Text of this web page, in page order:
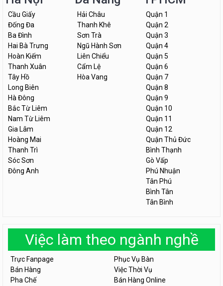
Cầu Giấy
Đống Đa
Ba Đình
Hai Bà Trưng
Hoàn Kiếm
Thanh Xuân
Tây Hồ
Long Biên
Hà Đông
Bắc Từ Liêm
Nam Từ Liêm
Gia Lâm
Hoàng Mai
Thanh Trì
Sóc Sơn
Đông Anh
Hải Châu
Thanh Khê
Sơn Trà
Ngũ Hành Sơn
Liên Chiểu
Cẩm Lệ
Hòa Vang
Quận 1
Quận 2
Quận 3
Quận 4
Quận 5
Quận 6
Quận 7
Quận 8
Quận 9
Quận 10
Quận 11
Quận 12
Quận Thủ Đức
Bình Thạnh
Gò Vấp
Phú Nhuận
Tân Phú
Bình Tân
Tân Bình
Việc làm theo ngành nghề
Trực Fanpage
Phục Vụ Bàn
Bán Hàng
Việc Thời Vụ
Pha Chế
Bán Hàng Online